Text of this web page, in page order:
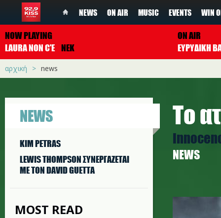
NEWS ON AIR MUSIC EVENTS WIN
NOW PLAYING
LAURA NON C'E NEK
ON AIR
ΕΥΡΥΔΙΚΗ
αρχική news
NEWS
KIM PETRAS
LEWIS THOMPSON ΣΥΝΕΡΓAΖΕΤΑΙ
ΜΕ ΤΟΝ DAVID GUETTA
MOST READ
To
NEWS
edge.jpg